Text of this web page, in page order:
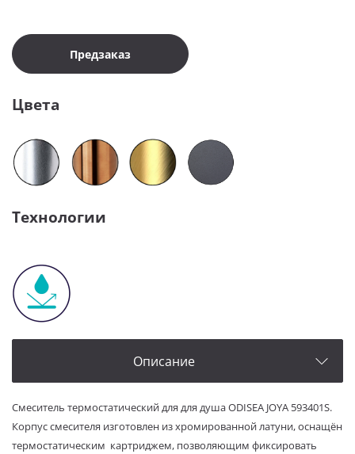
Предзаказ
Цвета
Технологии
Описание
Смеситель термостатический для для душа ODISEA JOYA 593401S.
Корпус смесителя изготовлен из хромированной латуни, оснащён
термостатическим картриджем, позволяющим фиксировать